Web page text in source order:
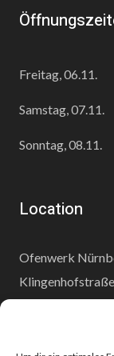
Freitag, 06.11.
Samstag, 07.11.
Sonntag, 08.11.
Location
Ofenwerk